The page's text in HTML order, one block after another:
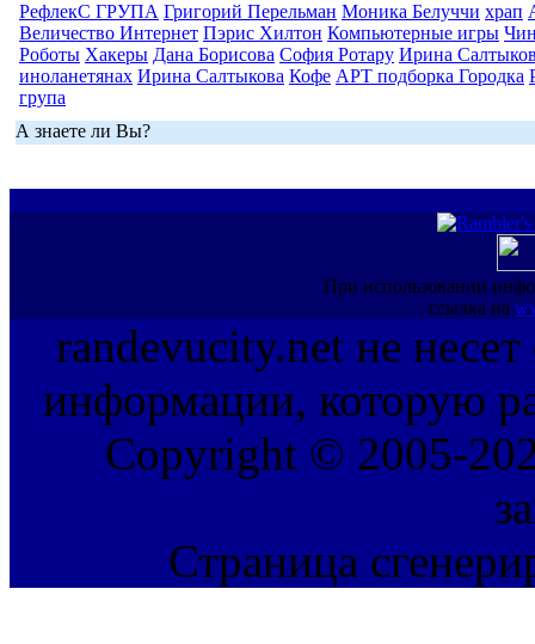
РефлекС ГРУПА Григорий Перельман Моника Белуччи храп
Величество Интернет Пэрис Хилтон Компьютерные игры
Роботы Хакеры Дана Борисова София Ротару Ирина
иноланетянах Ирина Салтыкова Кофе АРТ подборка Городка
група
А знаете ли Вы?
При использовании
ссылка на
randevucity.net не несет
информации, которую
Copyright © 2005-
Страница